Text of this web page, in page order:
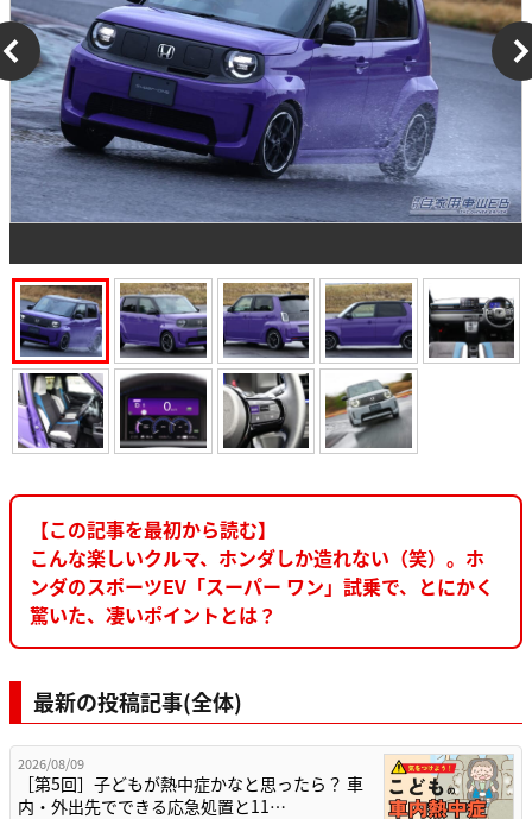
【この記事を最初から読む】
こんな楽しいクルマ、ホンダしか造れない（笑）。ホ
ンダのスポーツEV「スーパー ワン」試乗で、とにかく
驚いた、凄いポイントとは？
最新の投稿記事(全体)
2026/08/09
［第5回］子どもが熱中症かなと思ったら？ 車
内・外出先でできる応急処置と11…